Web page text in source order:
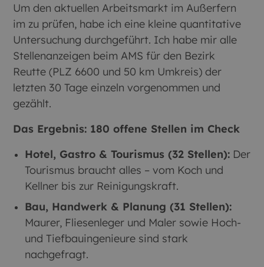
Um den aktuellen Arbeitsmarkt im Außerfern
im zu prüfen, habe ich eine kleine quantitative
Untersuchung durchgeführt. Ich habe mir alle
Stellenanzeigen beim AMS für den Bezirk
Reutte (PLZ 6600 und 50 km Umkreis) der
letzten 30 Tage einzeln vorgenommen und
gezählt.
Das Ergebnis: 180 offene Stellen im Check
Hotel, Gastro & Tourismus (32 Stellen):Der
Tourismus braucht alles – vom Koch und
Kellner bis zur Reinigungskraft.
Bau, Handwerk & Planung (31 Stellen):
Maurer, Fliesenleger und Maler sowie Hoch-
und Tiefbauingenieure sind stark
nachgefragt.